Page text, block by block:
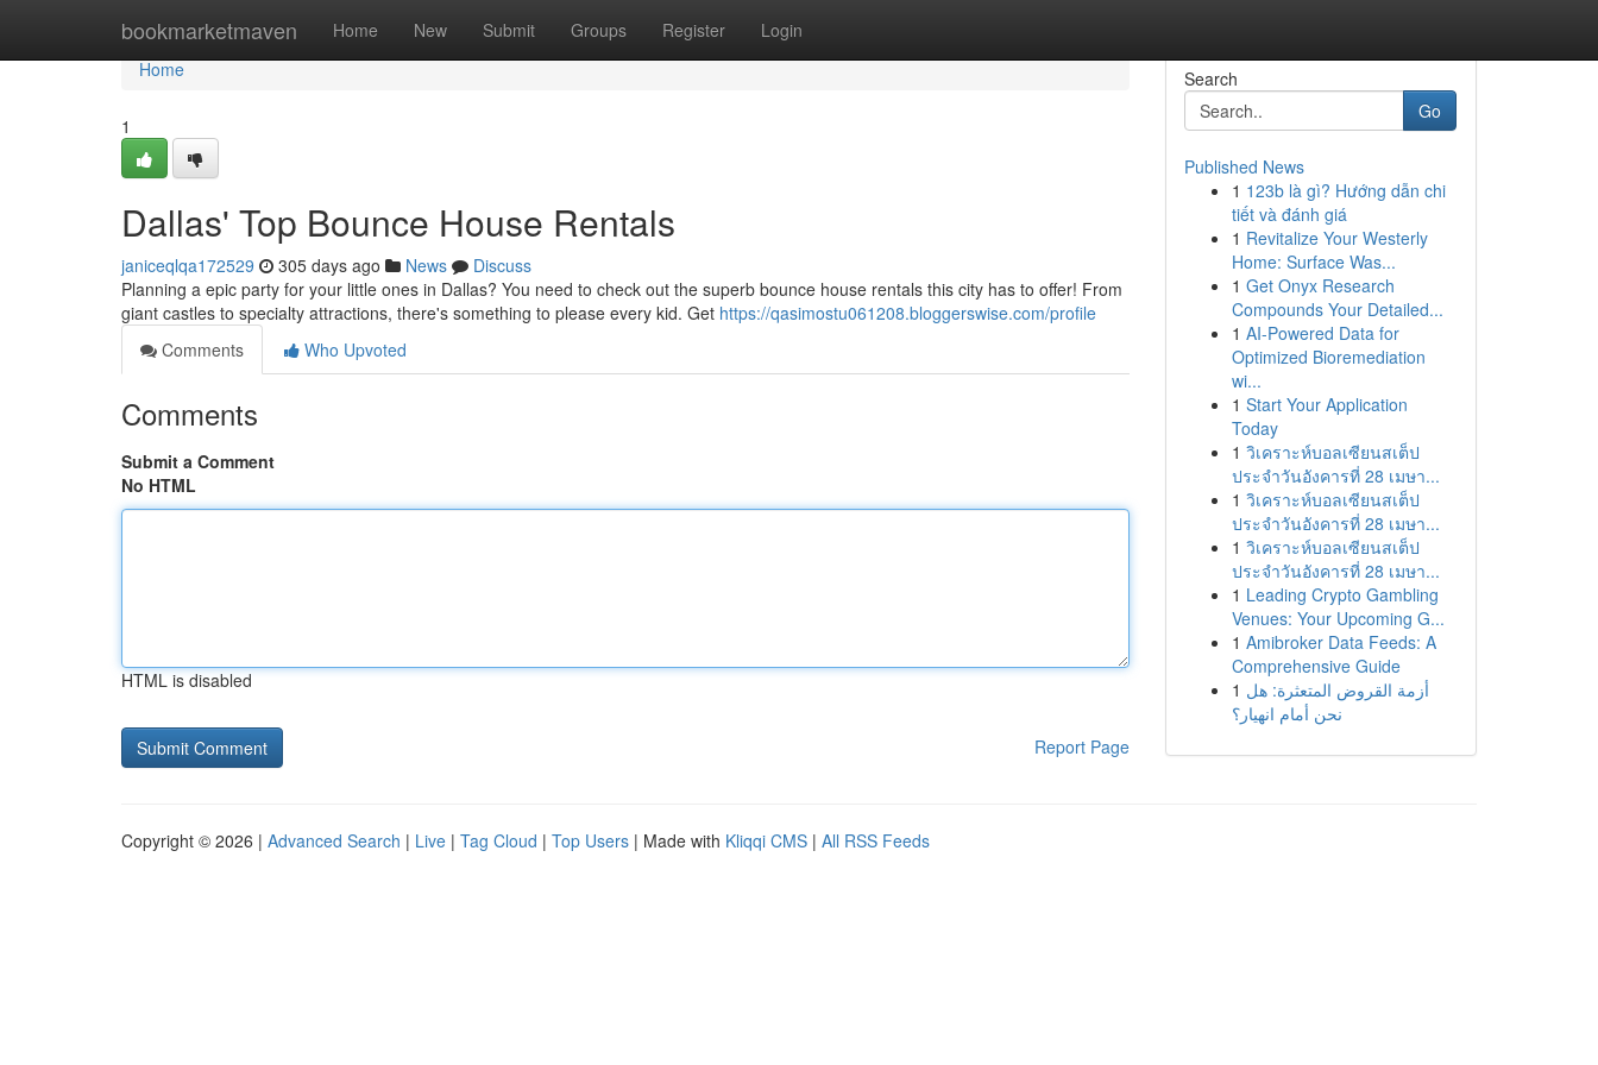
bookmarketmaven Home New Submit Groups Register Login
Home
Home
1
Dallas' Top Bounce House Rentals
janiceqlqa172529 305 days ago News
Discuss
Planning a epic party for your little ones in Dallas? You need to check out the superb bounce house rentals this city has to offer! From
giant castles to specialty attractions, there's something to please every kid. Get https://qasimostu061208.bloggerswise.com/profile
Comments
Who Upvoted
Comments
Submit a Comment
No HTML
HTML is disabled
Report Page
Search
Go
Published News
1 123b là gì? Hướng dẫn chi
tiết và đánh giá
1 Revitalize Your Westerly
Home: Surface Was...
1 Get Onyx Research
Compounds Your Detailed...
1 AI-Powered Data for
Optimized Bioremediation
wi...
1 Start Your Application
Today
1 วิเคราะห์บอลเซียนสเต็ป
ประจำวันอังคารที่ 28 เมษา...
1 วิเคราะห์บอลเซียนสเต็ป
ประจำวันอังคารที่ 28 เมษา...
1 วิเคราะห์บอลเซียนสเต็ป
ประจำวันอังคารที่ 28 เมษา...
1 Leading Crypto Gambling
Venues: Your Upcoming G...
1 Amibroker Data Feeds: A
Comprehensive Guide
1 أزمة القروض المتعثرة: هل
نحن أمام انهيار؟
Copyright © 2026 | Advanced Search | Live | Tag Cloud | Top Users | Made with Kliqqi CMS | All RSS Feeds